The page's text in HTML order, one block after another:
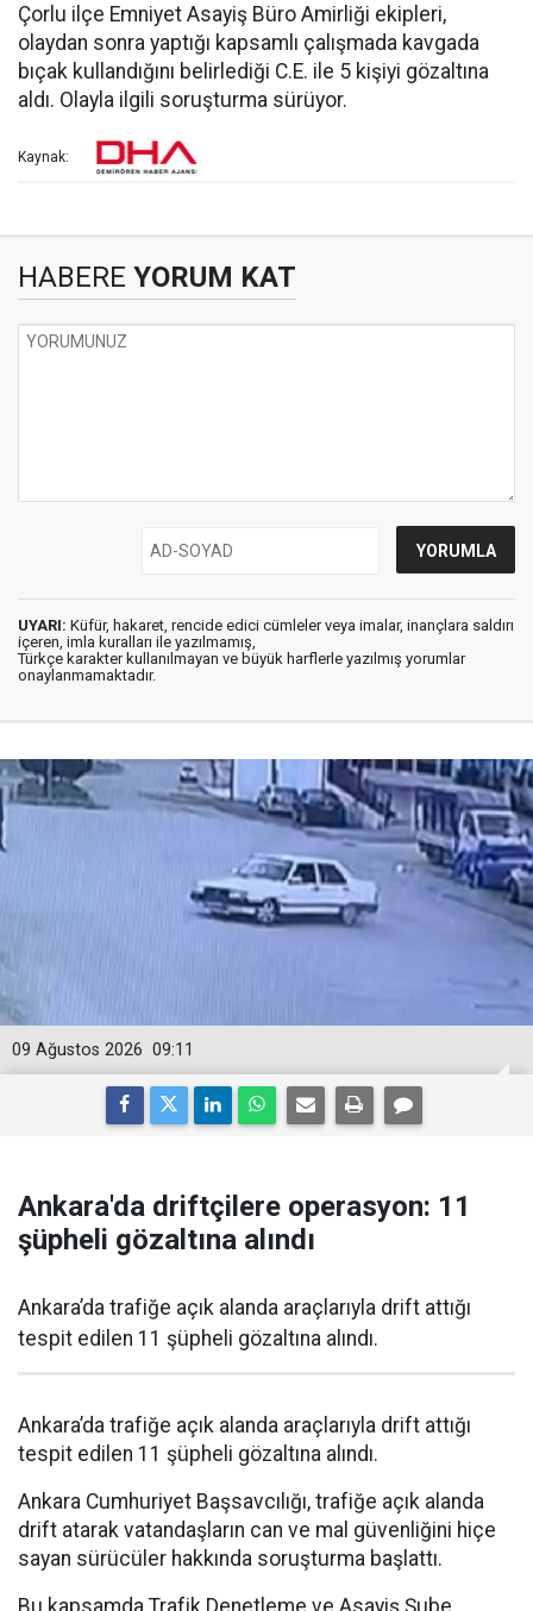
Çorlu ilçe Emniyet Asayiş Büro Amirliği ekipleri,
olaydan sonra yaptığı kapsamlı çalışmada kavgada
bıçak kullandığını belirlediği C.E. ile 5 kişiyi gözaltına
aldı. Olayla ilgili soruşturma sürüyor.
Kaynak:
HABERE YORUM KAT
UYARI: Küfür, hakaret, rencide edici cümleler veya imalar, inançlara saldırı
içeren, imla kuralları ile yazılmamış,
Türkçe karakter kullanılmayan ve büyük harflerle yazılmış yorumlar
onaylanmamaktadır.
09:11
09 Ağustos 2026
Ankara'da driftçilere operasyon: 11
şüpheli gözaltına alındı
Ankara’da trafiğe açık alanda araçlarıyla drift attığı
tespit edilen 11 şüpheli gözaltına alındı.
Ankara’da trafiğe açık alanda araçlarıyla drift attığı
tespit edilen 11 şüpheli gözaltına alındı.
Ankara Cumhuriyet Başsavcılığı, trafiğe açık alanda
drift atarak vatandaşların can ve mal güvenliğini hiçe
sayan sürücüler hakkında soruşturma başlattı.
Bu kapsamda Trafik Denetleme ve Asayiş Şube